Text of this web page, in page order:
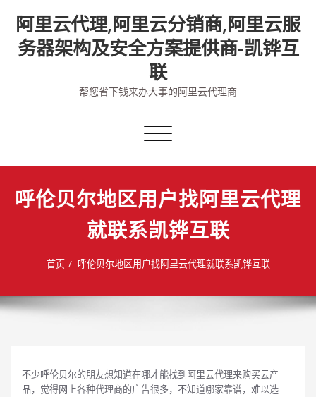
content
阿里云代理,阿里云分销商,阿里云服
务器架构及安全方案提供商-凯铧互
联
帮您省下钱来办大事的阿里云代理商
切
导
呼伦贝尔地区用户找阿里云代理
就联系凯铧互联
首页 呼伦贝尔地区用户找阿里云代理就联系凯铧互联
不少呼伦贝尔的朋友想知道在哪才能找到阿里云代理来购买云产
品，觉得网上各种代理商的广告很多，不知道哪家靠谱，难以选